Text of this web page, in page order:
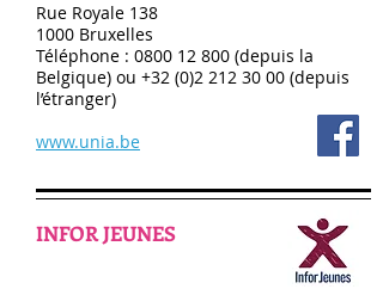
Rue Royale 138
1000 Bruxelles
Téléphone : 0800 12 800 (depuis la
Belgique) ou +32 (0)2 212 30 00 (depuis
l’étranger)
www.unia.be
INFOR JEUNES